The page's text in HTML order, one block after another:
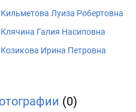
Кильметова Луиза Робертовна
Клячина Галия Насиповна
Козикова Ирина Петровна
(0)